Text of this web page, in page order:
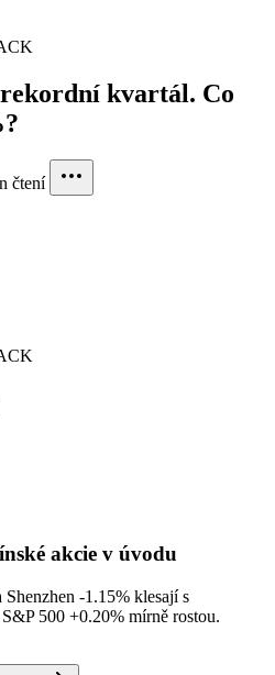
kvartál. Co
čtení
akcie v úvodu
Shenzhen -1.15% klesají s
500 +0.20% mírně rostou.